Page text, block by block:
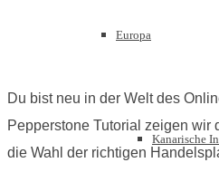
Europa
Kanarische
Du bist neu in der Welt des
Pepperstone Tutorial zeigen wir
die Wahl der richtigen